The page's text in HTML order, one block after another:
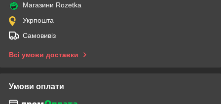
Магазини Rozetka
Укрпошта
Самовивіз
Всі умови доставки
Умови оплати